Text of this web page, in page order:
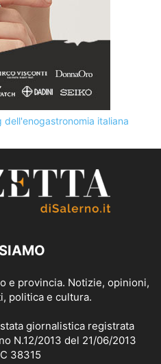
e provincia. Notizie, opinioni,
politica e cultura.
giornalistica registrata
N.12/2013 del 21/06/2013
38315